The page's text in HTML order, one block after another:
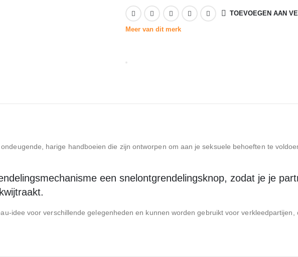
TOEVOEGEN AAN
Meer van dit merk
harige handboeien die zijn ontworpen om aan je seksuele behoeften te
een snelontgrendelingsknop, zodat je je
idee voor verschillende gelegenheden en kunnen worden gebruikt voor verkleedpartijen,